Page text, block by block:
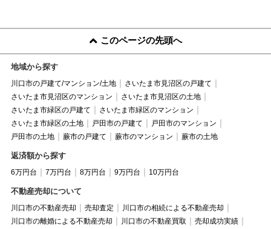
このページの先頭へ
地域から探す
川口市の戸建て/マンション/土地
さいたま市見沼区の戸建て
さいたま市見沼区のマンション
さいたま市見沼区の土地
さいたま市緑区の戸建て
さいたま市緑区のマンション
さいたま市緑区の土地
戸田市の戸建て
戸田市のマンション
戸田市の土地
蕨市の戸建て 蕨市のマンション 蕨市の土地
返済額から探す
6万円台 7万円台 8万円台 9万円台 10万円台
不動産売却について
川口市の不動産売却 売却査定
川口市の相続による不動産売却
川口市の離婚による不動産売却
川口市の不動産買取
売却成功実績